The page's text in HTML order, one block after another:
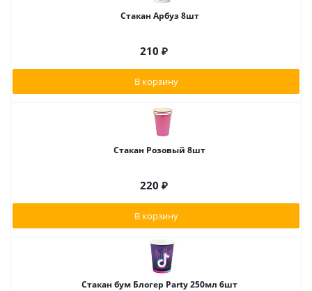
Стакан Арбуз 8шт
210 ₽
В корзину
Стакан Розовый 8шт
220 ₽
В корзину
Стакан бум Блогер Party 250мл 6шт